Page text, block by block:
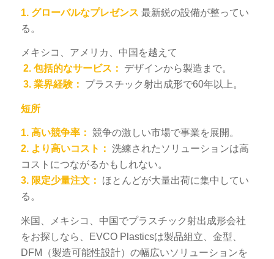
1. グローバルなプレゼンス 最新鋭の設備が整ってい
る。
メキシコ、アメリカ、中国を越えて
2. 包括的なサービス：
デザインから製造まで。
3. 業界経験： プラスチック射出成形で60年以上。
短所
1. 高い競争率： 競争の激しい市場で事業を展開。
2. より高いコスト： 洗練されたソリューションは高
コストにつながるかもしれない。
3. 限定少量注文：
ほとんどが大量出荷に集中してい
る。
米国、メキシコ、中国でプラスチック射出成形会社
をお探しなら、EVCO Plasticsは製品組立、金型、
DFM（製造可能性設計）の幅広いソリューションを